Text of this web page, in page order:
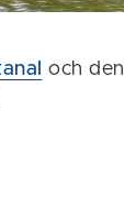
och den